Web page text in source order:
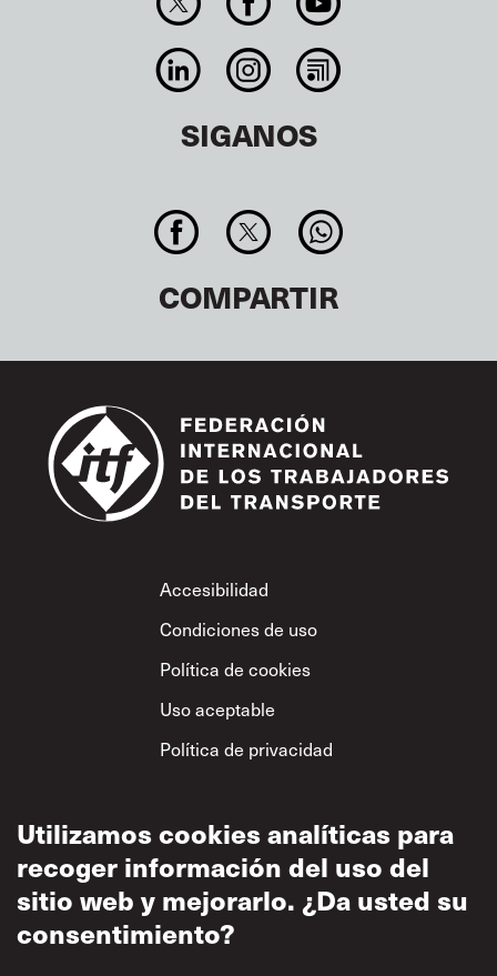
SIGANOS
COMPARTIR
Footer
Accesibilidad
Condiciones de uso
Política de cookies
Uso aceptable
Política de privacidad
Utilizamos cookies analíticas para
recoger información del uso del
sitio web y mejorarlo. ¿Da usted su
consentimiento?